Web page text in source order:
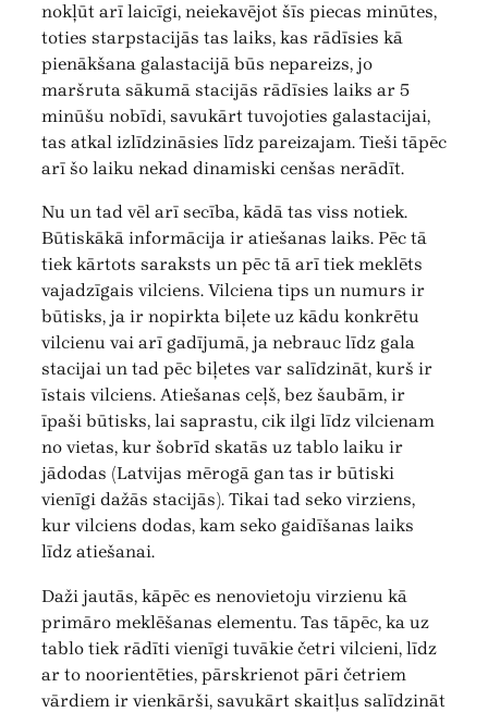
nokļūt arī laicīgi, neiekavējot šīs piecas minūtes,
toties starpstacijās tas laiks, kas rādīsies kā
pienākšana galastacijā būs nepareizs, jo
maršruta sākumā stacijās rādīsies laiks ar 5
minūšu nobīdi, savukārt tuvojoties galastacijai,
tas atkal izlīdzināsies līdz pareizajam. Tieši tāpēc
arī šo laiku nekad dinamiski cenšas nerādīt.
Nu un tad vēl arī secība, kādā tas viss notiek.
Būtiskākā informācija ir atiešanas laiks. Pēc tā
tiek kārtots saraksts un pēc tā arī tiek meklēts
vajadzīgais vilciens. Vilciena tips un numurs ir
būtisks, ja ir nopirkta biļete uz kādu konkrētu
vilcienu vai arī gadījumā, ja nebrauc līdz gala
stacijai un tad pēc biļetes var salīdzināt, kurš ir
īstais vilciens. Atiešanas ceļš, bez šaubām, ir
īpaši būtisks, lai saprastu, cik ilgi līdz vilcienam
no vietas, kur šobrīd skatās uz tablo laiku ir
jādodas (Latvijas mērogā gan tas ir būtiski
vienīgi dažās stacijās). Tikai tad seko virziens,
kur vilciens dodas, kam seko gaidīšanas laiks
līdz atiešanai.
Daži jautās, kāpēc es nenovietoju virzienu kā
primāro meklēšanas elementu. Tas tāpēc, ka uz
tablo tiek rādīti vienīgi tuvākie četri vilcieni, līdz
ar to noorientēties, pārskrienot pāri četriem
vārdiem ir vienkārši, savukārt skaitļus salīdzināt